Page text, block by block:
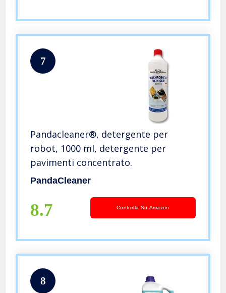
7
Pandacleaner®, detergente per
robot, 1000 ml, detergente per
pavimenti concentrato.
PandaCleaner
8.7 Controlla Su Amazon
8